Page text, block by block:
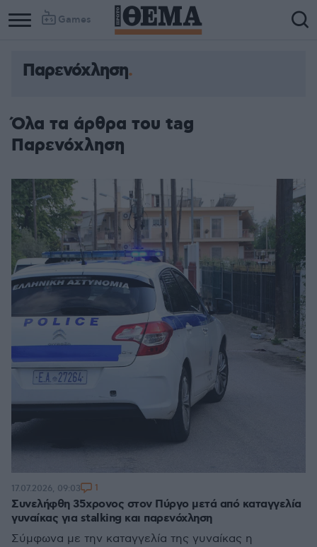
Games
Παρενόχληση
Όλα τα άρθρα του tag
Παρενόχληση
Συνελήφθη 35χρονος στον Πύργο μετά από καταγγελία
γυναίκας για stalking και παρενόχληση
Σύμφωνα με την καταγγελία της γυναίκας η
17.07.2026, 09:03 1